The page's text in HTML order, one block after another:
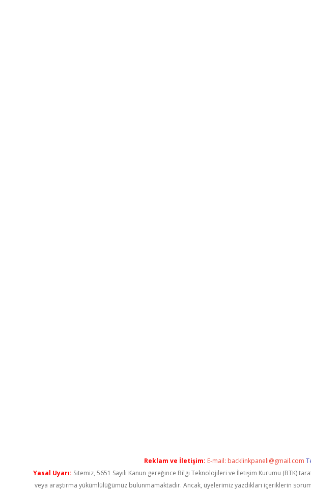
Reklam ve İletişim: E-mail: backlinkpaneli@gmail.com
Yasal Uyarı: Sitemiz, 5651 Sayılı Kanun gereğince Bilgi Teknolojileri ve İletişim Kurumu (BTK)
veya araştırma yükümlülüğümüz bulunmamaktadır. Ancak, üyelerimiz yazdıkları içeriklerin